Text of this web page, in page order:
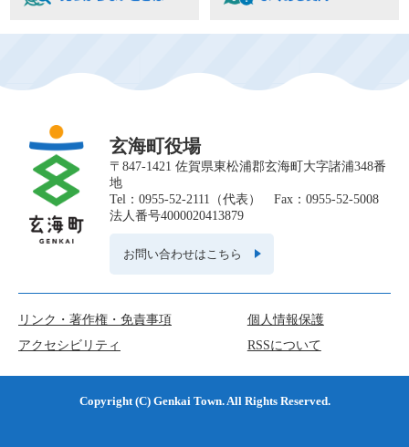
玄海町役場
〒847-1421 佐賀県東松浦郡玄海町大字諸浦348番
地
Tel：0955-52-2111（代表） Fax：0955-52-5008
法人番号4000020413879
お問い合わせはこちら
リンク・著作権・免責事項
個人情報保護
アクセシビリティ
RSSについて
Copyright (C) Genkai Town. All Rights Reserved.